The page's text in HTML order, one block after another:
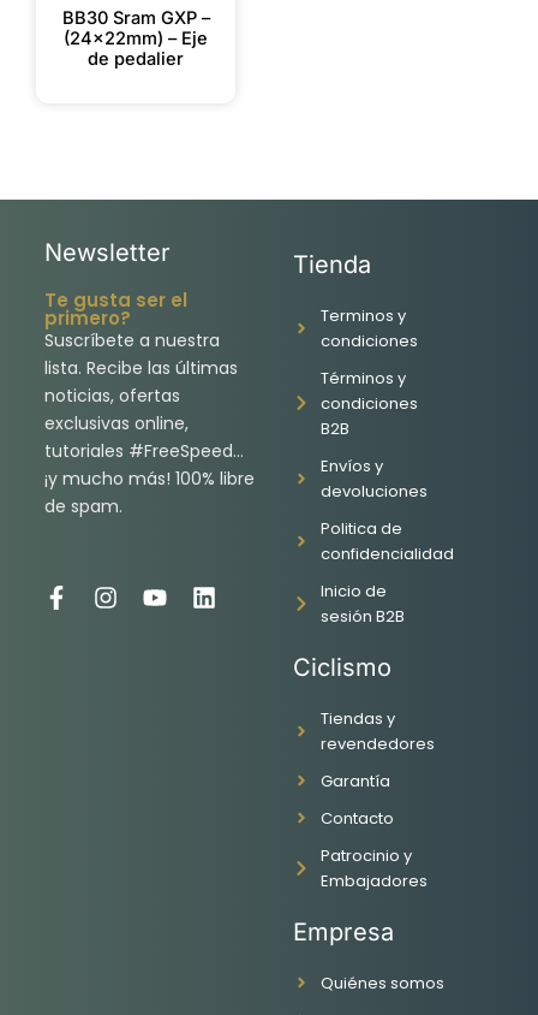
BB30 Sram GXP –
(24x22mm) – Eje
de pedalier
Newsletter
Te gusta ser el
primero?
Suscríbete a nuestra
lista. Recibe las últimas
noticias, ofertas
exclusivas online,
tutoriales #FreeSpeed…
¡y mucho más! 100% libre
de spam.
F
I
Y
L
Tienda
Terminos y
condiciones
Términos y
condiciones
B2B
Envíos y
devoluciones
Politica de
confidencialidad
Inicio de
sesión B2B
Ciclismo
Tiendas y
revendedores
Garantía
Contacto
Patrocinio y
Embajadores
Empresa
Quiénes somos